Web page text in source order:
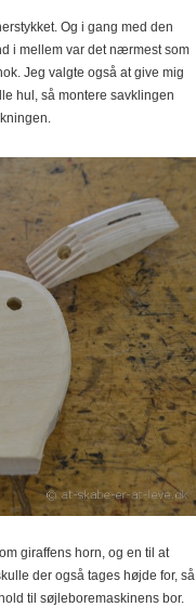
Og i gang med den
i mellem var det nærmest som
Jeg valgte også at give mig
hul, så montere savklingen
giraffens horn, og en til at
der også tages højde for, så
til søjleboremaskinens bor.